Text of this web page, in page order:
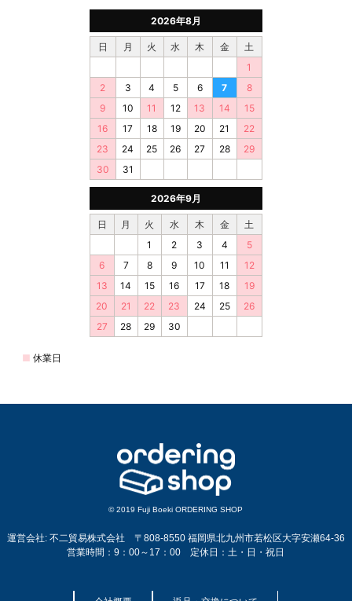
© 2019 Fuji Boeki ORDERING SHOP
運営会社: 不二貿易株式会社 〒808-8550 福岡県北九州市若松区大字安瀬64-36
営業時間：9：00～17：00 定休日：土・日・祝日